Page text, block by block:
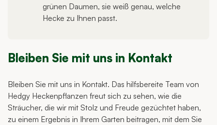
grünen Daumen, sie weiß genau, welche
Hecke zu Ihnen passt.
Bleiben Sie mit uns in Kontakt
Bleiben Sie mit uns in Kontakt. Das hilfsbereite Team von
Hedgy Heckenpflanzen freut sich zu sehen, wie die
Sträucher, die wir mit Stolz und Freude gezüchtet haben,
zu einem Ergebnis in Ihrem Garten beitragen, mit dem Sie